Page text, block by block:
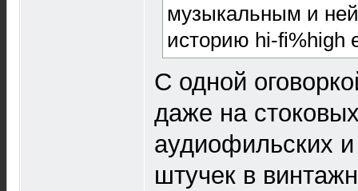
музыкальным и
историю hi-fi%high
С одной
даже на
аудиофильских
штучек в